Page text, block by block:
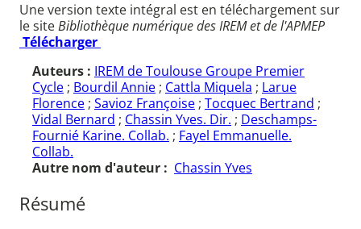
Une version texte intégral est en téléchargement sur
le siteBibliothèque numérique des IREM et de l'APMEP
Télécharger
Auteurs : IREM de Toulouse Groupe Premier
Cycle ; Bourdil Annie ; Cattla Miquela ; Larue
Florence ; Savioz Françoise ; Tocquec Bertrand ;
Vidal Bernard ; Chassin Yves. Dir. ; Deschamps-
Fournié Karine. Collab. ; Fayel Emmanuelle.
Collab.
Autre nom d'auteur : Chassin Yves
Résumé